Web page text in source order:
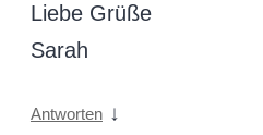
Liebe Grüße
Sarah
Antworten ↓